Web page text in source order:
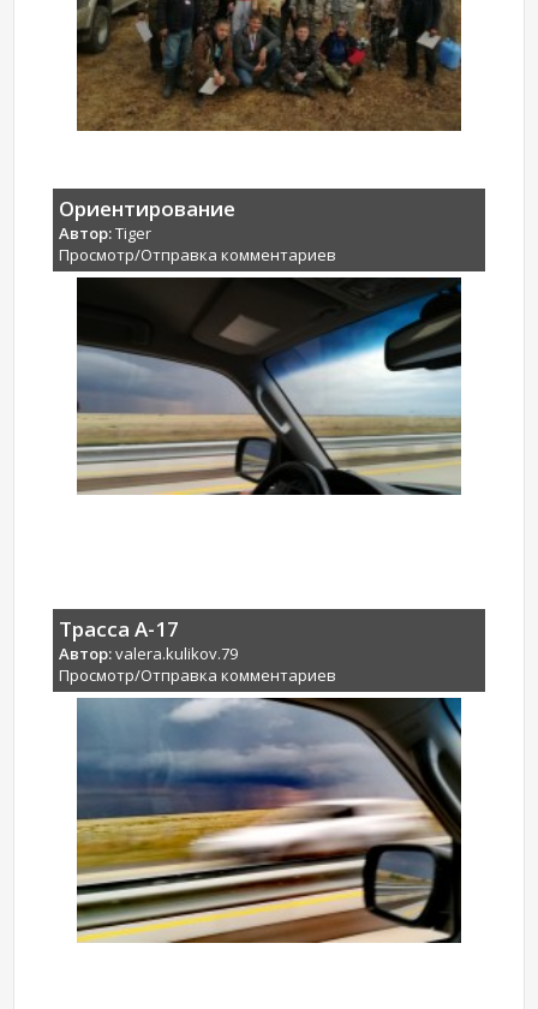
Ориентирование
Автор:Tiger
Просмотр/Отправка комментариев
Трасса А-17
Автор:valera.kulikov.79
Просмотр/Отправка комментариев